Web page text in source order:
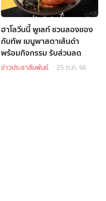
ฮาโลวีนนี้ พูเลท์ ชวนลองของ
กับทัพ เมนูพาสตาเส้นดำ
พร้อมกิจกรรม รับส่วนลด
ข่าวประชาสัมพันธ์ 25 ต.ค. 66